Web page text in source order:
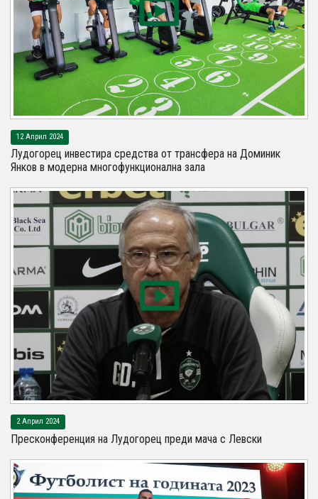
12 Април 2024
Лудогорец инвестира средства от трансфера на Доминик
Янков в модерна многофункционална зала
2 Април 2024
Пресконференция на Лудогорец преди мача с Левски